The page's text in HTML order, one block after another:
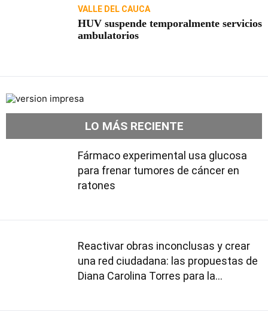
VALLE DEL CAUCA
HUV suspende temporalmente servicios
ambulatorios
LO MÁS RECIENTE
Fármaco experimental usa glucosa
para frenar tumores de cáncer en
ratones
Reactivar obras inconclusas y crear
una red ciudadana: las propuestas de
Diana Carolina Torres para la